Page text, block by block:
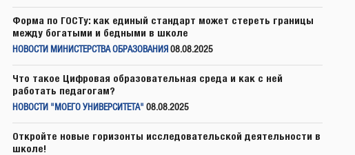
Форма по ГОСТу: как единый стандарт может стереть границы
между богатыми и бедными в школе
НОВОСТИ МИНИСТЕРСТВА ОБРАЗОВАНИЯ 08.08.2025
Что такое Цифровая образовательная среда и как с ней
работать педагогам?
НОВОСТИ "МОЕГО УНИВЕРСИТЕТА" 08.08.2025
Откройте новые горизонты исследовательской деятельности в
школе!